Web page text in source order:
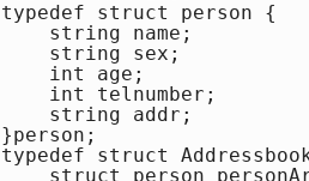
typedef struct person {
string name;
string sex;
int age;
int telnumber;
string addr;
}person;
typedef struct Addressbooks
struct person